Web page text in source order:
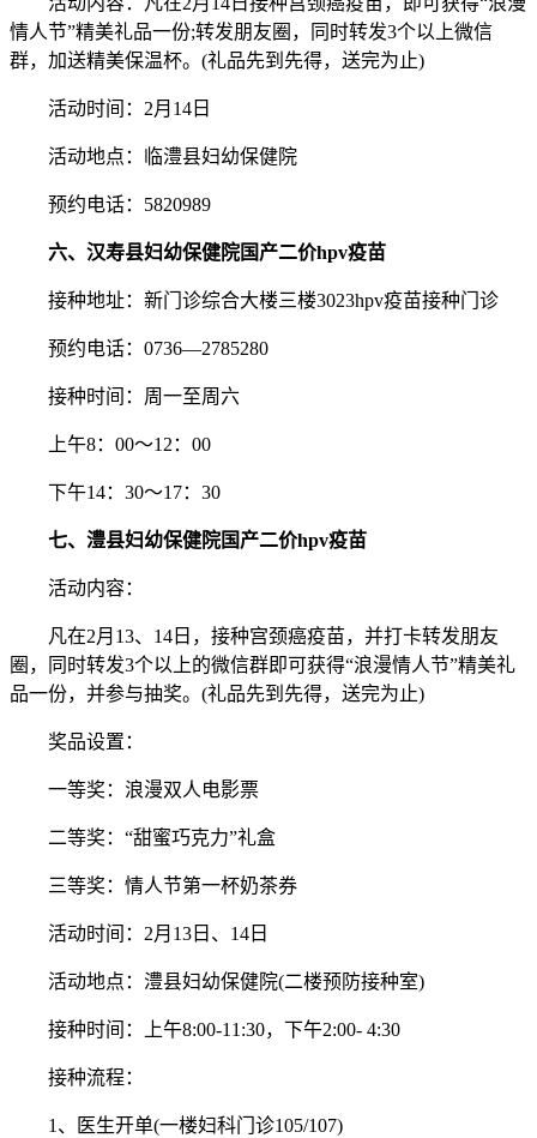
情人节”精美礼品一份;转发朋友圈，同时转发3个以上微信
群，加送精美保温杯。(礼品先到先得，送完为止)
活动时间：2月14日
活动地点：临澧县妇幼保健院
预约电话：5820989
六、汉寿县妇幼保健院国产二价hpv疫苗
接种地址：新门诊综合大楼三楼3023hpv疫苗接种门诊
预约电话：0736—2785280
接种时间：周一至周六
上午8：00～12：00
下午14：30～17：30
七、澧县妇幼保健院国产二价hpv疫苗
活动内容：
凡在2月13、14日，接种宫颈癌疫苗，并打卡转发朋友
圈，同时转发3个以上的微信群即可获得“浪漫情人节”精美礼
品一份，并参与抽奖。(礼品先到先得，送完为止)
奖品设置：
一等奖：浪漫双人电影票
二等奖：“甜蜜巧克力”礼盒
三等奖：情人节第一杯奶茶券
活动时间：2月13日、14日
活动地点：澧县妇幼保健院(二楼预防接种室)
接种时间：上午8:00-11:30，下午2:00- 4:30
接种流程：
1、医生开单(一楼妇科门诊105/107)